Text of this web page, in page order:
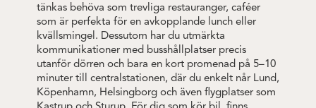
tänkas behöva som trevliga restauranger, caféer
som är perfekta för en avkopplande lunch eller
kvällsmingel. Dessutom har du utmärkta
kommunikationer med busshållplatser precis
utanför dörren och bara en kort promenad på 5–10
minuter till centralstationen, där du enkelt når Lund,
Köpenhamn, Helsingborg och även flygplatser som